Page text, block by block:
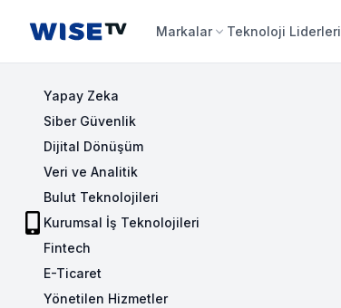
Wise TV Markalar Teknoloji Liderleri
Yapay Zeka
Siber Güvenlik
Dijital Dönüşüm
Veri ve Analitik
Bulut Teknolojileri
Kurumsal İş Teknolojileri
Fintech
E-Ticaret
Yönetilen Hizmetler